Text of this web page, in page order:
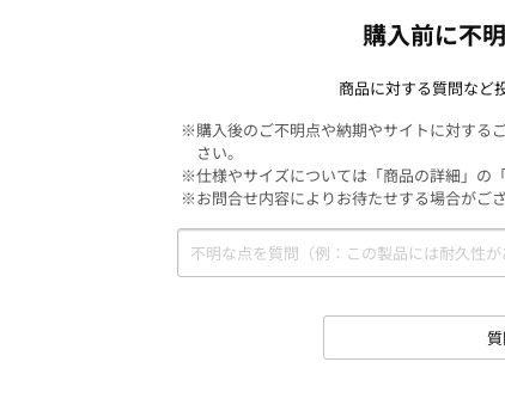
購入前に不
商品に対する質問など
※購入後のご不明点や納期やサイトに対する
さい。
※仕様やサイズについては「商品の詳細」の
※お問合せ内容によりお待たせする場合がござ